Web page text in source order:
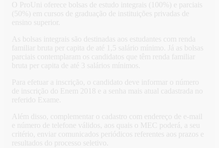
O ProUni oferece bolsas de estudo integrais (100%) e parciais
(50%) em cursos de graduação de instituições privadas de
ensino superior.
As bolsas integrais são destinadas aos estudantes com renda
familiar bruta per capita de até 1,5 salário mínimo. Já as bolsas
parciais contemplaram os candidatos que têm renda familiar
bruta per capita de até 3 salários mínimos.
Para efetuar a inscrição, o candidato deve informar o número
de inscrição do Enem 2018 e a senha mais atual cadastrada no
referido Exame.
Além disso, complementar o cadastro com endereço de e-mail
e número de telefone válidos, aos quais o MEC poderá, a seu
critério, enviar comunicados periódicos referentes aos prazos e
resultados do processo seletivo.